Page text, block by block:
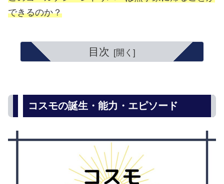
できるのか？
目次
コスモの誕生・能力・エピソード